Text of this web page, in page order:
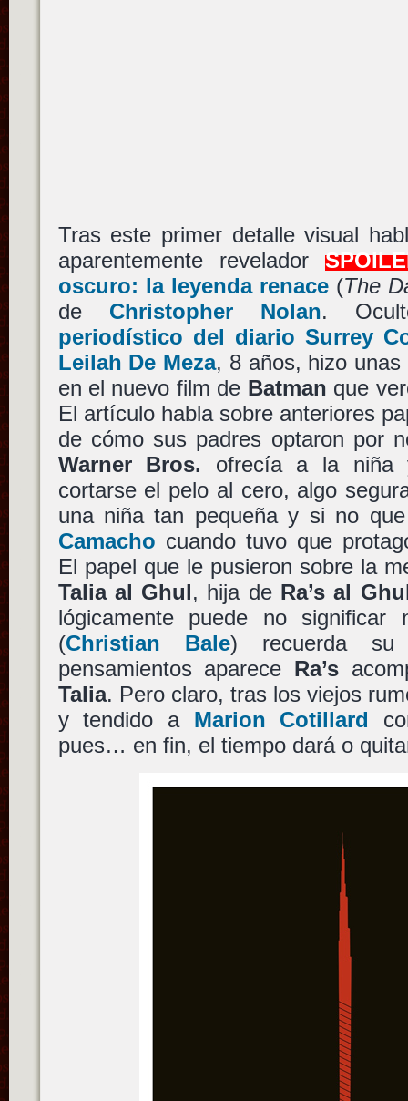
Tras este primer detalle visual
aparentemente revelador
oscuro: la leyenda renace(The
de Christopher Nolan.
periodístico del diario Surrey
Leilah De Meza, 8 años, hizo
en el nuevo film de Batman que
El artículo habla sobre anteriores
de cómo sus padres optaron por
Warner Bros. ofrecía a la niña
cortarse el pelo al cero, algo
una niña tan pequeña y si no
Camacho cuando tuvo que
El papel que le pusieron sobre la
Talia al Ghul, hija de Ra’s al
lógicamente puede no
(Christian Bale) recuerda
pensamientos aparece Ra’s
Talia. Pero claro, tras los viejos
y tendido a Marion Cotillard
pues… en fin, el tiempo dará o